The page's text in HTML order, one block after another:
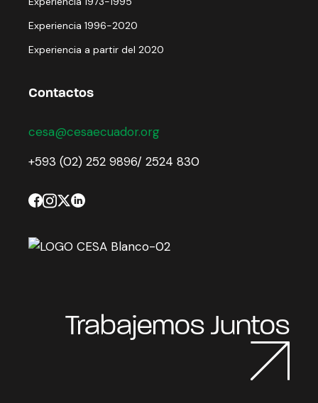
Experiencia 1996-2020
Experiencia a partir del 2020
Contactos
cesa@cesaecuador.org
+593 (02) 252 9896/ 2524 830
Trabajemos Juntos